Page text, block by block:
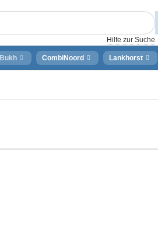
Hilfe zur Suche
Bukh CombiNoord Lankhorst